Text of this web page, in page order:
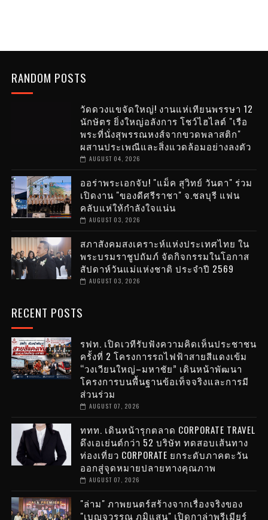
RANDOM POSTS
วัดดวงแขจัดใหญ่! งานแห่เทียนพรรษา 12
นักษัตร ยิ่งใหญ่อลังการ โชว์ไฮไลต์ "เรือ
พระที่นั่งสุพรรณหงส์จากขวดพลาสติก"
ผสานประเพณีและสิ่งแวดล้อมอย่างลงตัว
AUGUST 04, 2026
ออร่าพระเอกจับ! "แม็ค สุวิทย์ วันตา" ร่วม
เปิดงาน "ของดีศรีราชา" จ.ชลบุรี แฟน
คลับแห่ให้กำลังใจแน่น
AUGUST 03, 2026
สภาสังคมสงเคราะห์แห่งประเทศไทย ใน
พระบรมราชูปถัมภ์ จัดกิจกรรมในโอกาส
สัปดาห์วันแม่แห่งชาติ ประจำปี 2569
AUGUST 03, 2026
RECENT POSTS
รฟท. เปิดเวทีรับฟังความคิดเห็นประชาชน
ครั้งที่ 2 โครงการรถไฟฟ้าสายสีแดงเข้ม
“วงเวียนใหญ่–มหาชัย” เดินหน้าพัฒนา
โครงการบนพื้นฐานข้อเท็จจริงและการมี
ส่วนร่วม
AUGUST 07, 2026
ททท. เดินหน้ารุกตลาด CORPORATE TRAVEL
ดึงเอเย่นต์กว่า 52 บริษัท ทดสอบเส้นทาง
ท่องเที่ยว CORPORATE ยกระดับภาคตะวัน
ออกสู่จุดหมายปลายทางคุณภาพ
AUGUST 07, 2026
"ล่าม" ภาพยนตร์สร้างจากเรื่องจริงของ
"เบญจวรรณ ภูมิแสน" เปิดกาล่าพรีเมียร์